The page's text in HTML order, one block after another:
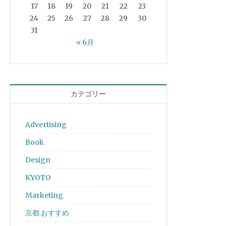
17 18 19 20 21 22
23
24
25 26 27 28 29
30
31
« 6月
カテゴリー
Advertising
Book
Design
KYOTO
Marketing
京都 おすすめ